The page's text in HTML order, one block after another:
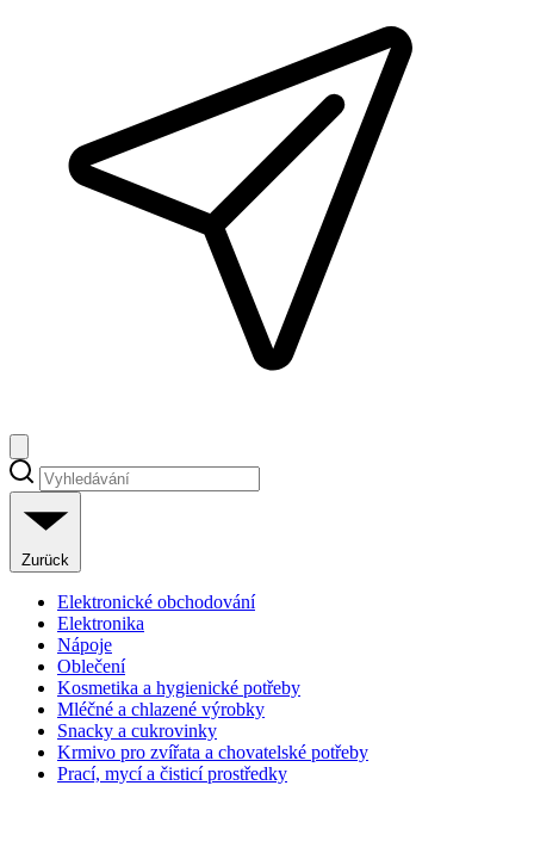
Zurück
Elektronické obchodování
Elektronika
Nápoje
Oblečení
Kosmetika a hygienické potřeby
Mléčné a chlazené výrobky
Snacky a cukrovinky
Krmivo pro zvířata a chovatelské potřeby
Prací, mycí a čisticí prostředky